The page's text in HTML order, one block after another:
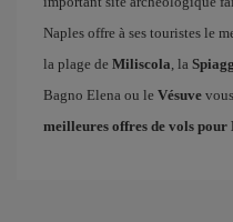
Naples offre à ses touristes le
la plage de Miliscola, la
Bagno Elena ou le Vésuve
meilleures offres de vols pour